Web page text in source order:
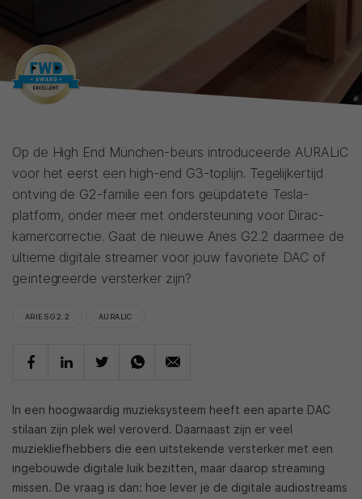
Op de High End München-beurs introduceerde AURALiC
voor het eerst een high-end G3-toplijn. Tegelijkertijd
ontving de G2-familie een fors geüpdatete Tesla-
platform, onder meer met ondersteuning voor Dirac-
kamercorrectie. Gaat de nieuwe Aries G2.2 daarmee de
ultieme digitale streamer voor jouw favoriete DAC of
geïntegreerde versterker zijn?
ARIES G2.2 AURALIC
In een hoogwaardig muzieksysteem heeft een aparte DAC
stilaan zijn plek wel veroverd. Daarnaast zijn er veel
muziekliefhebbers die een uitstekende versterker met een
ingebouwde digitale luik bezitten, maar daarop streaming
missen. De vraag is dan: hoe lever je de digitale audiostreams